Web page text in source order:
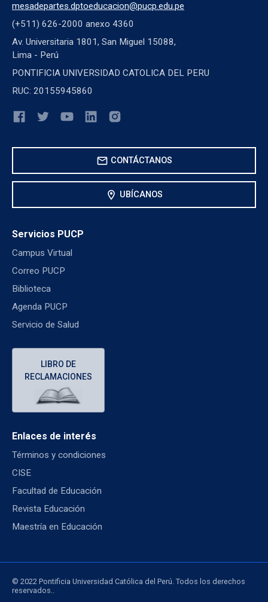
mesadepartes.dptoeducacion@pucp.edu.pe
(+511) 626-2000 anexo 4360
Av. Universitaria 1801, San Miguel 15088,
Lima - Perú
PONTIFICIA UNIVERSIDAD CATOLICA DEL PERU
RUC: 20155945860
mail CONTÁCTANOS
location_on UBÍCANOS
Servicios PUCP
Campus Virtual
Correo PUCP
Biblioteca
Agenda PUCP
Servicio de Salud
LIBRO DE
RECLAMACIONES
Enlaces de interés
Términos y condiciones
CISE
Facultad de Educación
Revista Educación
Maestría en Educación
© 2022 Pontificia Universidad Católica del Perú. Todos los derechos
reservados..